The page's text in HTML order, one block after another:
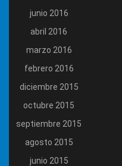
junio 2016
abril 2016
marzo 2016
febrero 2016
diciembre 2015
octubre 2015
septiembre 2015
agosto 2015
junio 2015